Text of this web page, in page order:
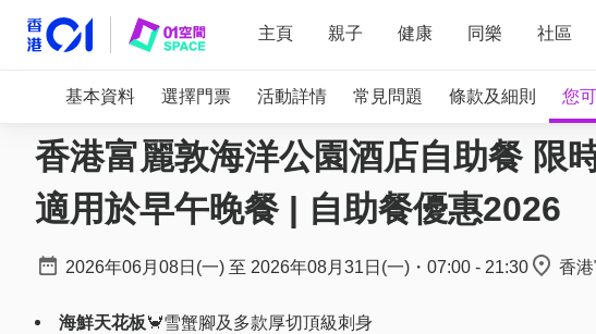
主頁 親子 健康 同樂 社區
基本資料 選擇門票 活動詳情 常見問題 條款及細則 您
香港富麗敦海洋公園酒店自助餐 限
適用於早午晚餐 | 自助餐優惠2026
2026年06月08日(一) 至 2026年08月31日(一) ・ 07:00 - 21:30 香
海鮮天花板🦀雪蟹腳及多款厚切頂級刺身